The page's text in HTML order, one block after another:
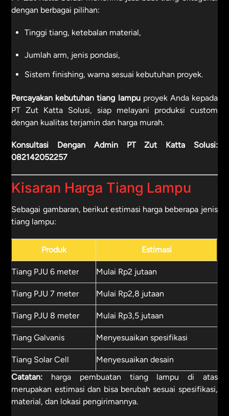
dengan berbagai pilihan:
Tinggi tiang, ketebalan material,
Jumlah arm, jenis pondasi,
Sistem finishing, warna sesuai kebutuhan proyek.
Percayakan kebutuhan tiang lampuproyek Anda kepada
PT Zut Katta Solusi, siap melayani produksi custom
dengan kualitas terjamin dan harga murah.
Konsultasi Dengan Admin PT Zut Katta Solusi:
082142052257
Kisaran Harga Tiang Lampu
Sebagai gambaran, berikut estimasi harga beberapa jenis
tiang lampu:
Produk Estimasi
Tiang PJU 6 meter Mulai Rp2 jutaan
Tiang PJU 7 meter Mulai Rp2,8 jutaan
Tiang PJU 8 meter Mulai Rp3,5 jutaan
Tiang Galvanis Menyesuaikan spesifikasi
Tiang Solar Cell
Menyesuaikan desain
Catatan: harga pembuatan tiang lampu di atas
merupakan estimasi dan bisa berubah sesuai spesifikasi,
material, dan lokasi pengirimannya.